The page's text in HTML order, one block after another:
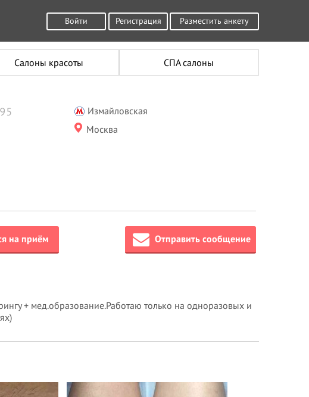
Разместить анкету
Войти Регистрация
Салоны красоты СПА салоны
Измайловская
Москва
на приём Отправить сообщение
+ мед.образование.Работаю только на одноразовых и